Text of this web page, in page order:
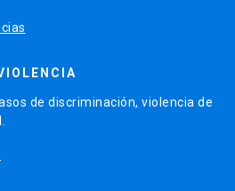
de discriminación, violencia de